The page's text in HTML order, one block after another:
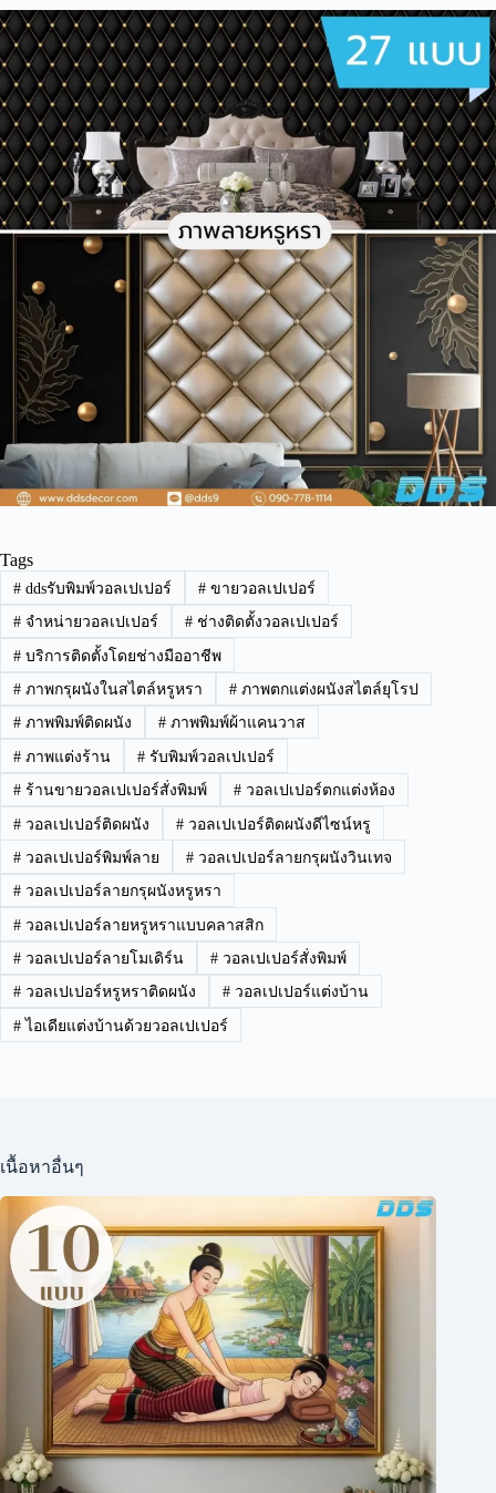
Tags
#ddsรับพิมพ์วอลเปเปอร์ #ขายวอลเปเปอร์
#จำหน่ายวอลเปเปอร์ #ช่างติดตั้งวอลเปเปอร์
#บริการติดตั้งโดยช่างมืออาชีพ
#ภาพกรุผนังในสไตล์หรูหรา #ภาพตกแต่งผนังสไตล์ยุโรป
#ภาพพิมพ์ติดผนัง #ภาพพิมพ์ผ้าแคนวาส
#ภาพแต่งร้าน #รับพิมพ์วอลเปเปอร์
#ร้านขายวอลเปเปอร์สั่งพิมพ์ #วอลเปเปอร์ตกแต่งห้อง
#วอลเปเปอร์ติดผนัง #วอลเปเปอร์ติดผนังดีไซน์หรู
#วอลเปเปอร์พิมพ์ลาย #วอลเปเปอร์ลายกรุผนังวินเทจ
#วอลเปเปอร์ลายกรุผนังหรูหรา
#วอลเปเปอร์ลายหรูหราแบบคลาสสิก
#วอลเปเปอร์ลายโมเดิร์น #วอลเปเปอร์สั่งพิมพ์
#วอลเปเปอร์หรูหราติดผนัง #วอลเปเปอร์แต่งบ้าน
#ไอเดียแต่งบ้านด้วยวอลเปเปอร์
เนื้อหาอื่นๆ